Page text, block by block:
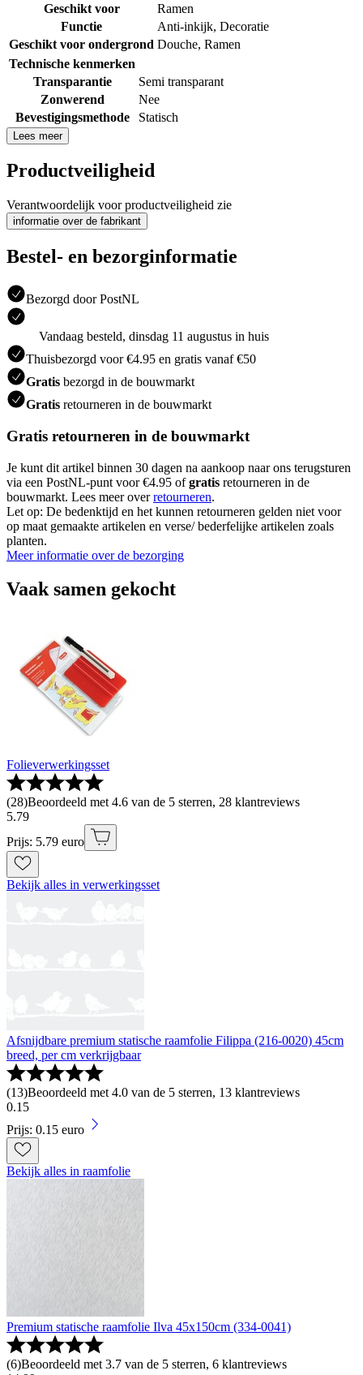
Geschikt voor
Ramen
Functie
Anti-inkijk, Decoratie
Geschikt voor ondergrond Douche, Ramen
Technische kenmerken
Transparantie
Semi transparant
Zonwerend
Nee
Bevestigingsmethode
Statisch
Lees meer
Productveiligheid
Verantwoordelijk voor productveiligheid zie
informatie over de fabrikant
Bestel- en bezorginformatie
Bezorgd door PostNL
Vandaag besteld, dinsdag 11 augustus in huis
Thuisbezorgd voor €4.95 en gratis vanaf €50
Gratis bezorgd in de bouwmarkt
Gratis retourneren in de bouwmarkt
Gratis retourneren in de bouwmarkt
Je kunt dit artikel binnen 30 dagen na aankoop naar ons terugsturen
via een PostNL-punt voor €4.95 ofgratis retourneren in de
bouwmarkt. Lees meer overretourneren.
Let op: De bedenktijd en het kunnen retourneren gelden niet voor
op maat gemaakte artikelen en verse/ bederfelijke artikelen zoals
planten.
Meer informatie over de bezorging
Vaak samen gekocht
Folieverwerkingsset
(28)Beoordeeld met 4.6 van de 5 sterren, 28 klantreviews
5.79
Prijs: 5.79 euro
Bekijk alles in verwerkingsset
Afsnijdbare premium statische raamfolie Filippa (216-0020) 45cm
breed, per cm verkrijgbaar
(13)Beoordeeld met 4.0 van de 5 sterren, 13 klantreviews
0.15
Prijs: 0.15 euro
Bekijk alles in raamfolie
Premium statische raamfolie Ilva 45x150cm (334-0041)
(6)Beoordeeld met 3.7 van de 5 sterren, 6 klantreviews